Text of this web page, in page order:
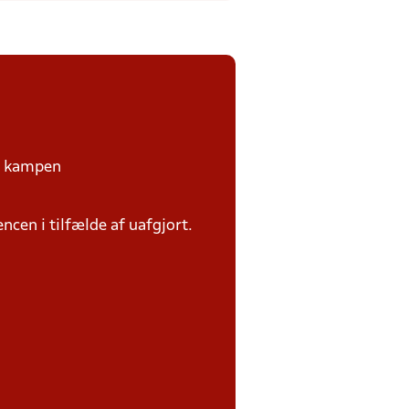
kampen
i tilfælde af uafgjort.